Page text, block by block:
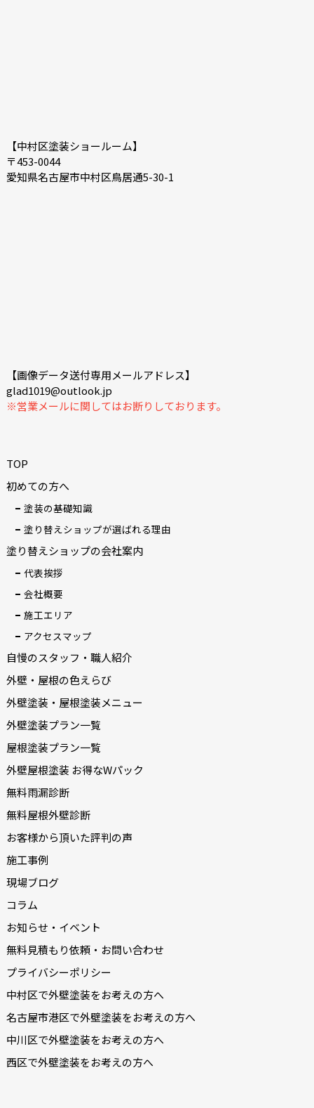
【中村区塗装ショールーム】
〒453-0044
愛知県名古屋市中村区鳥居通5-30-1
【画像データ送付専用メールアドレス】
glad1019@outlook.jp
※営業メールに関してはお断りしております。
TOP
初めての方へ
塗装の基礎知識
塗り替えショップが選ばれる理由
塗り替えショップの会社案内
代表挨拶
会社概要
施工エリア
アクセスマップ
自慢のスタッフ・職人紹介
外壁・屋根の色えらび
外壁塗装・屋根塗装メニュー
外壁塗装プラン一覧
屋根塗装プラン一覧
外壁屋根塗装 お得なWパック
無料雨漏診断
無料屋根外壁診断
お客様から頂いた評判の声
施工事例
現場ブログ
コラム
お知らせ・イベント
無料見積もり依頼・お問い合わせ
プライバシーポリシー
中村区で外壁塗装をお考えの方へ
名古屋市港区で外壁塗装をお考えの方へ
中川区で外壁塗装をお考えの方へ
西区で外壁塗装をお考えの方へ